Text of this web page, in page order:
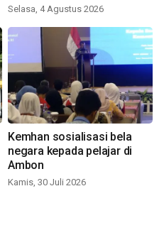
Selasa, 4 Agustus 2026
Kemhan sosialisasi bela
negara kepada pelajar di
Ambon
Kamis, 30 Juli 2026